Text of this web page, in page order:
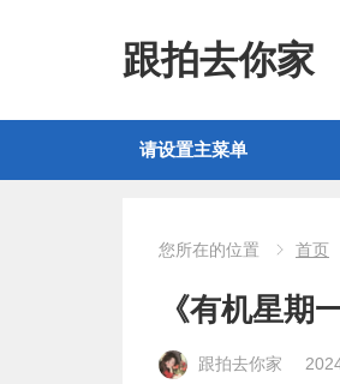
跟拍去你家
请设置主菜单
您所在的位置 首页
《有机星期
跟拍去你家